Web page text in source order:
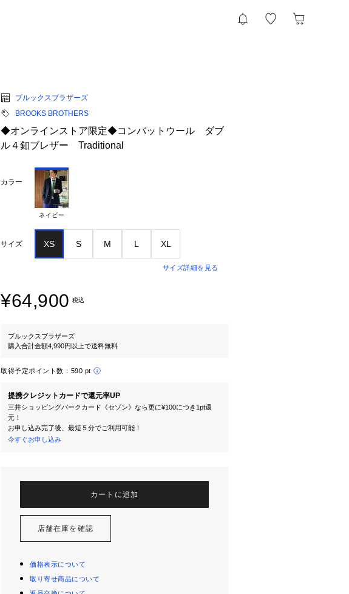
ブルックスブラザーズ
BROOKS BROTHERS
◆オンラインストア限定◆コンバットウール ダブ
ル４釦ブレザー Traditional
カラー
ネイビー
サイズ XS S M L XL
サイズ詳細を見る
¥64,900 税込
ブルックスブラザーズ
購入合計金額4,990円以上で送料無料
取得予定ポイント数： 590 pt
提携クレジットカードで還元率UP
三井ショッピングパークカード《セゾン》なら更に¥100につき1pt還
元！
お申し込み完了後、最短５分でご利用可能！
今すぐお申し込み
カートに追加
店舗在庫を確認
価格表示について
取り寄せ商品について